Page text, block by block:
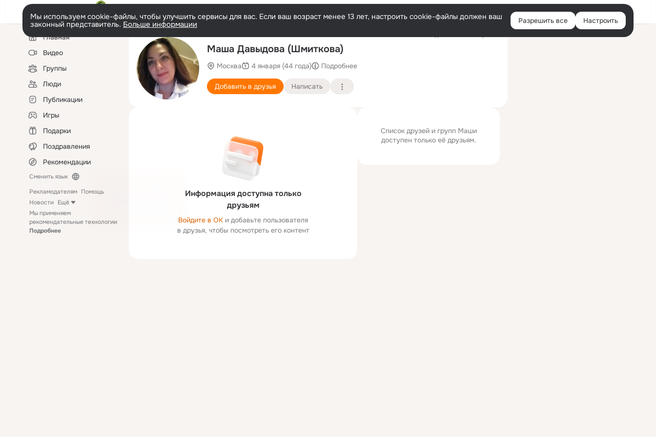
Войти
Мы используем cookie-файлы, чтобы улучшить сервисы для вас. Если ваш возраст менее 13 лет, настроить cookie-файлы должен ваш
законный представитель. Больше информации Разрешить все Настроить
Левая
колонкаГлавная
Видео
Группы
Люди
Публикации
Игры
Подарки
Поздравления
Рекомендации
Сменить язык
Рекламодателям Помощь
Новости Ещё
Мы применяем
рекомендательные технологии
Подробнее
Маша Давыдова (Шмиткова)
Москва 4 января (44 года) Подробнее
Добавить в друзья Написать
Информация доступна только
друзьям
Войдите в ОК и добавьте пользователя
в друзья, чтобы посмотреть его контент
Список друзей и групп Маши
доступен только её друзьям.